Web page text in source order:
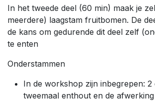
In het tweede deel (60 min) maak je
meerdere) laagstam fruitbomen. De
de kans om gedurende dit deel zelf
te enten
Onderstammen
In de workshop zijn inbegrepen: 2
tweemaal enthout en de